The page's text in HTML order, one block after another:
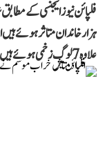
علاوہ 7 لوگ زخمی ہوئے ہیں۔